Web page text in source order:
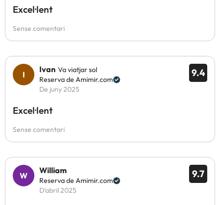
Excel·lent
Sense comentari
9.4
Ivan Va viatjar sol
Reserva de Amimir.com
De juny 2025
Excel·lent
Sense comentari
9.7
William
Reserva de Amimir.com
D’abril 2025